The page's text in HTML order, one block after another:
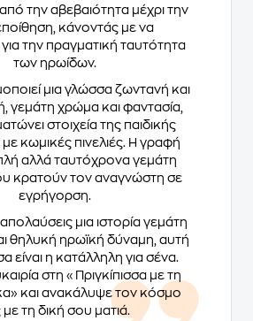
την αβεβαιότητα μέχρι την
κάνοντάς με να
την πραγματική ταυτότητα
των ηρωίδων.
μια γλώσσα ζωντανή και
γεμάτη χρώμα και φαντασία,
στοιχεία της παιδικής
κωμικές πινελιές. Η γραφή
αλλά ταυτόχρονα γεμάτη
κρατούν τον αναγνώστη σε
εγρήγορση.
μια ιστορία γεμάτη
θηλυκή ηρωϊκή δύναμη, αυτή
είναι η κατάλληλη για σένα.
στη «Πριγκίπισσα με τη
και ανακάλυψε τον κόσμο
με τη δική σου ματιά.